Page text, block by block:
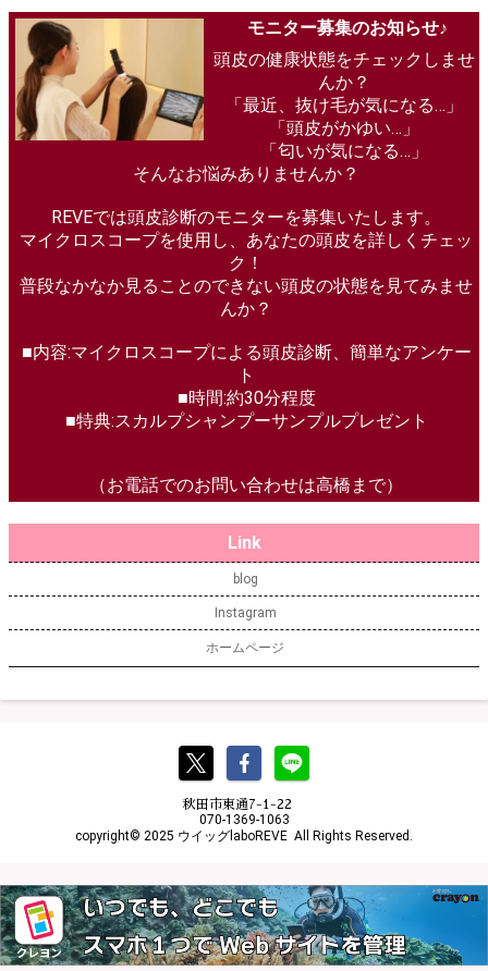
モニター募集のお知らせ♪
頭皮の健康状態をチェックしませ
んか？
「最近、抜け毛が気になる…」
「頭皮がかゆい…」
「匂いが気になる…」
そんなお悩みありませんか？
REVEでは頭皮診断のモニターを募集いたします。
マイクロスコープを使用し、あなたの頭皮を詳しくチェッ
ク！
普段なかなか見ることのできない頭皮の状態を見てみませ
んか？
■内容:マイクロスコープによる頭皮診断、簡単なアンケー
ト
■時間:約30分程度
■特典:スカルプシャンプーサンプルプレゼント
（お電話でのお問い合わせは高橋まで）
Link
blog
Instagram
ホームページ
秋田市東通7-1-22
070-1369-1063
copyright© 2025 ウイッグlaboREVE All Rights Reserved.